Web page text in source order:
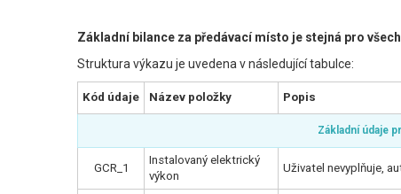
Základní bilance za předávací místo je stejná pro
Struktura výkazu je uvedena v následující tabulce:
Kód údaje Název položky Popis
Základní údaje
GCR_1
Instalovaný elektrický
výkon
Uživatel nevyplňuje,